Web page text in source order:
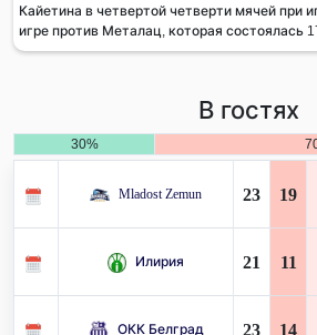
Кайетина в четвертой четверти мячей при
игре против Металац, которая состоялась
В гостях
30%
Mladost Zemun 23 19
Илирия 21 11
ОКК Белград 23 14